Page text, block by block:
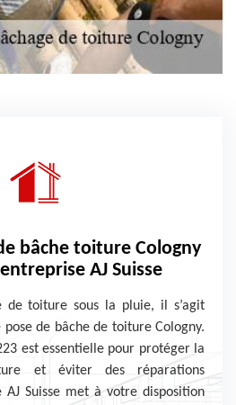
bâche toiture Cologny
AJ Suisse
de toiture sous la pluie, il s’agit
pose de bâche de toiture Cologny.
est essentielle pour protéger la
et éviter des réparations
AJ Suisse met à votre disposition